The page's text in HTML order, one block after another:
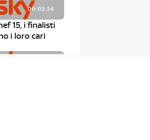
00:03:24
15, i finalisti
i loro cari